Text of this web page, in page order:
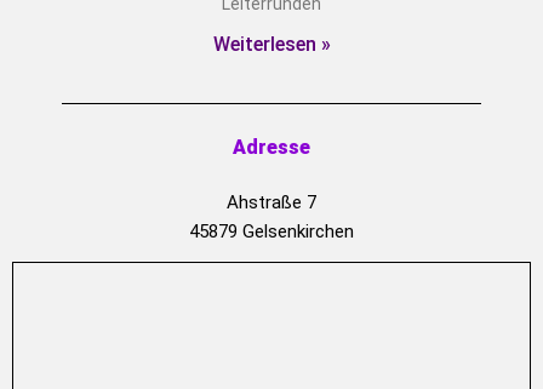
Weiterlesen »
Adresse
Ahstraße 7
45879 Gelsenkirchen